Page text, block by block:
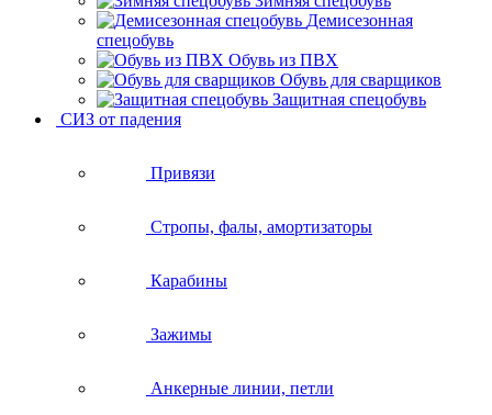
Демисезонная
спецобувь
Обувь из ПВХ
Обувь для сварщиков
Защитная спецобувь
СИЗ от падения
Привязи
Стропы, фалы, амортизаторы
Карабины
Зажимы
Анкерные линии, петли